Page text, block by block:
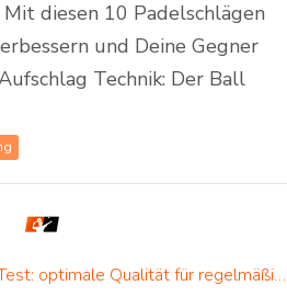
diesen 10 Padelschlägen
und Deine Gegner
Technik: Der Ball
Dunlop Pro Padel Balls im Test: optimale Qualität für regelmäßige Padelspieler